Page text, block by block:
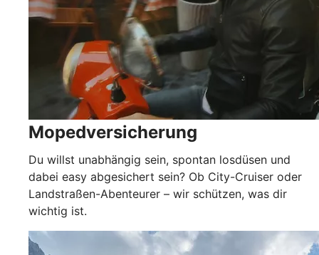
Mopedversicherung
Du willst unabhängig sein, spontan losdüsen und
dabei easy abgesichert sein? Ob City-Cruiser oder
Landstraßen-Abenteurer – wir schützen, was dir
wichtig ist.